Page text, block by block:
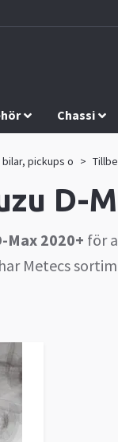
Chassi
pickups o
D-
Max 2020+ för
Metecs